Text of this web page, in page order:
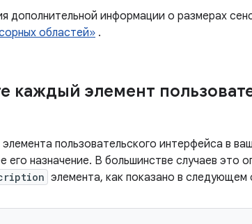
дополнительной информации о размерах
областей» .
каждый элемент
пользовательского интерфейса в
назначение. В большинстве случаев это
элемента, как показано в следующем